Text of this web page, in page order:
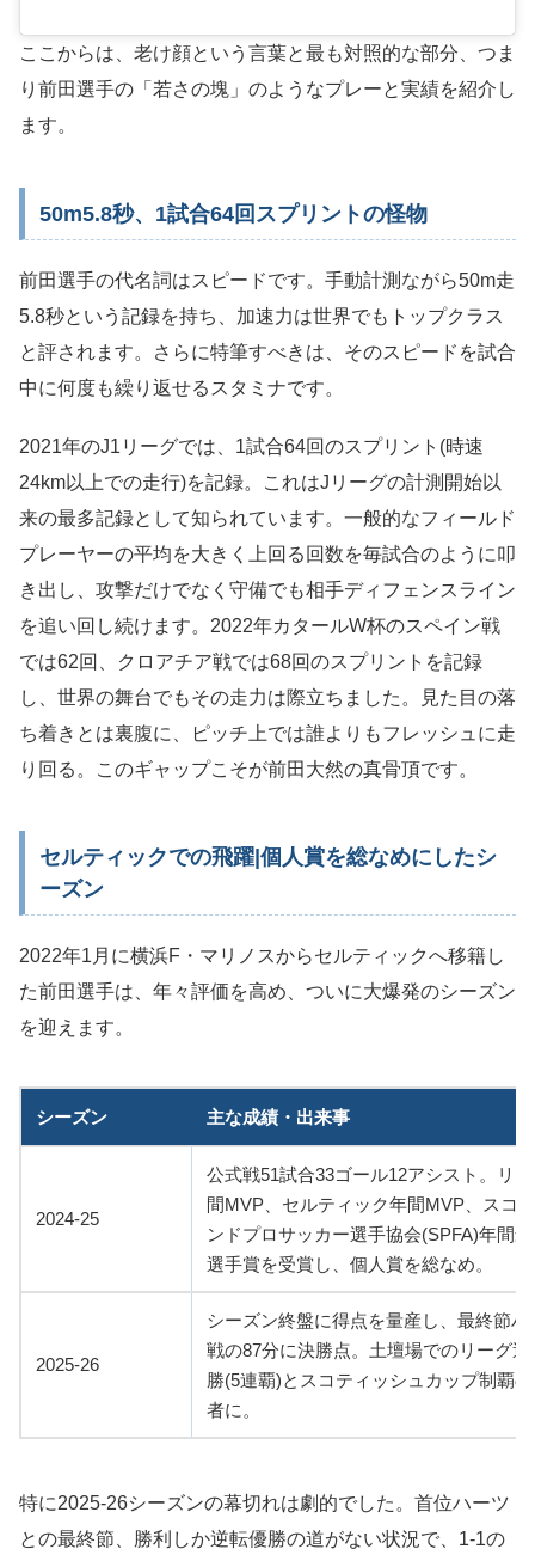
ここからは、老け顔という言葉と最も対照的な部分、つま
り前田選手の「若さの塊」のようなプレーと実績を紹介し
ます。
50m5.8秒、1試合64回スプリントの怪物
前田選手の代名詞はスピードです。手動計測ながら50m走
5.8秒という記録を持ち、加速力は世界でもトップクラス
と評されます。さらに特筆すべきは、そのスピードを試合
中に何度も繰り返せるスタミナです。
2021年のJ1リーグでは、1試合64回のスプリント(時速
24km以上での走行)を記録。これはJリーグの計測開始以
来の最多記録として知られています。一般的なフィールド
プレーヤーの平均を大きく上回る回数を毎試合のように叩
き出し、攻撃だけでなく守備でも相手ディフェンスライン
を追い回し続けます。2022年カタールW杯のスペイン戦
では62回、クロアチア戦では68回のスプリントを記録
し、世界の舞台でもその走力は際立ちました。見た目の落
ち着きとは裏腹に、ピッチ上では誰よりもフレッシュに走
り回る。このギャップこそが前田大然の真骨頂です。
セルティックでの飛躍|個人賞を総なめにしたシ
ーズン
2022年1月に横浜F・マリノスからセルティックへ移籍し
た前田選手は、年々評価を高め、ついに大爆発のシーズン
を迎えます。
シーズン 主な成績・出来事
2024-25
公式戦51試合33ゴール12アシスト。リ
間MVP、セルティック年間MVP、スコ
ンドプロサッカー選手協会(SPFA)年間
選手賞を受賞し、個人賞を総なめ。
2025-26
シーズン終盤に得点を量産し、最終節ハ
戦の87分に決勝点。土壇場でのリーグ逆
勝(5連覇)とスコティッシュカップ制覇
者に。
特に2025-26シーズンの幕切れは劇的でした。首位ハーツ
との最終節、勝利しか逆転優勝の道がない状況で、1-1の